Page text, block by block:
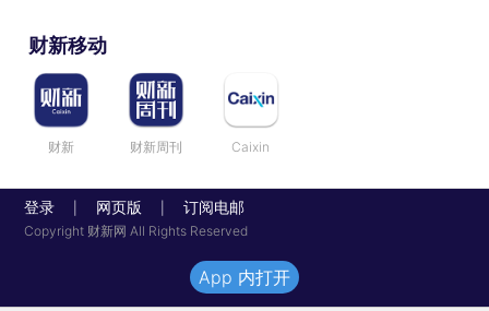
财新移动
财新 财新周刊 Caixin
登录 网页版 订阅电邮
Copyright 财新网 All Rights Reserved
App 内打开